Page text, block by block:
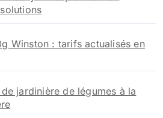
Winston : tarifs actualisés en
jardinière de légumes à la